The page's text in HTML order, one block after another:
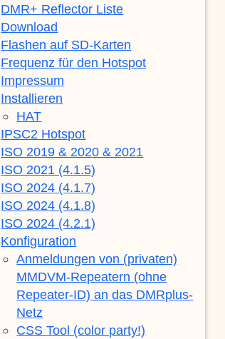
DMR+ Reflector Liste
Download
Flashen auf SD-Karten
Frequenz für den Hotspot
Impressum
Installieren
HAT
IPSC2 Hotspot
ISO 2019 & 2020 & 2021
ISO 2021 (4.1.5)
ISO 2024 (4.1.7)
ISO 2024 (4.1.8)
ISO 2024 (4.2.1)
Konfiguration
Anmeldungen von (privaten)
MMDVM-Repeatern (ohne
Repeater-ID) an das DMRplus-
Netz
CSS Tool (color party!)